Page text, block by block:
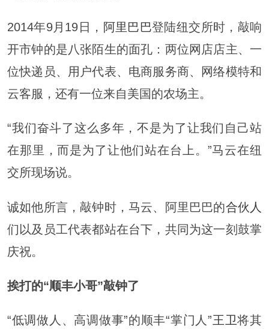
2014年9月19日， 阿里巴巴登陆纽交所时，敲响
开市钟的是八张陌生的面孔：两位网店店主、一
位快递员、用户代表、电商服务商、网络模特和
云客服，还有一位来自美国的农场主。
“我们奋斗了这么多年，不是为了让我们自己站
在那里，而是为了让他们站在台上。”马云在纽
交所现场说。
诚如他所言，敲钟时，马云、阿里巴巴的合伙人
们以及员工代表都站在台下，共同为这一刻鼓掌
庆祝。
挨打的“顺丰小哥”敲钟了
“低调做人、高调做事”的顺丰“掌门人”王卫将其